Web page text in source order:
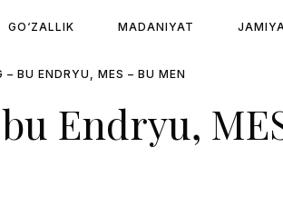
GO‘ZALLIK MADANIYAT
– BU ENDRYU, MES – BU MEN
Endryu,